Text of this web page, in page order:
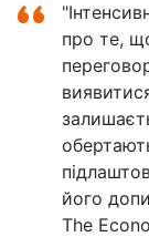
про те,
його
The